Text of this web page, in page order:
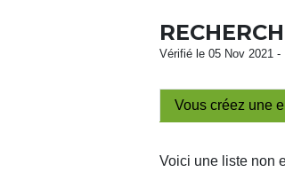
Vérifié le 05 Nov 2021
Vous créez une
Voici une liste non